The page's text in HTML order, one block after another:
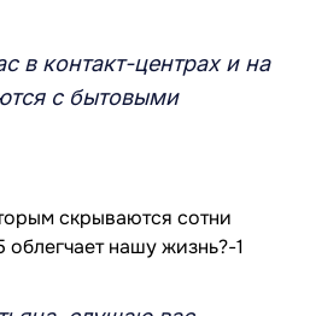
в контакт-центрах и на
с бытовыми